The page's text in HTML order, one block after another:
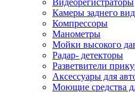
Видеорегистраторы
Камеры заднего
Компрессоры
Манометры
Мойки высокого
Радар- детекторы
Разветвители
Аксессуары для
Моющие средства